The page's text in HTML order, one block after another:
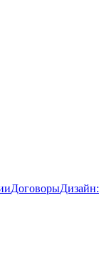
ДоговорыДизайн: